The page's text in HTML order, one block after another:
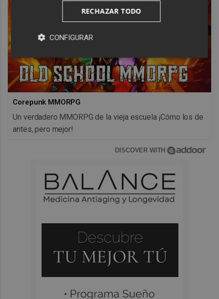
Corepunk MMORPG
Un verdadero MMORPG de la vieja escuela ¡Cómo los de
antes, pero mejor!
DISCOVER WITH
RECHAZAR TODO
CONFIGURAR